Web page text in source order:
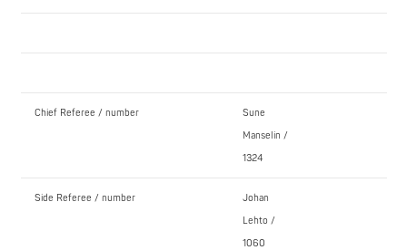
Chief Referee / number
Sune
Manselin /
1324
Side Referee / number
Johan
Lehto /
1060